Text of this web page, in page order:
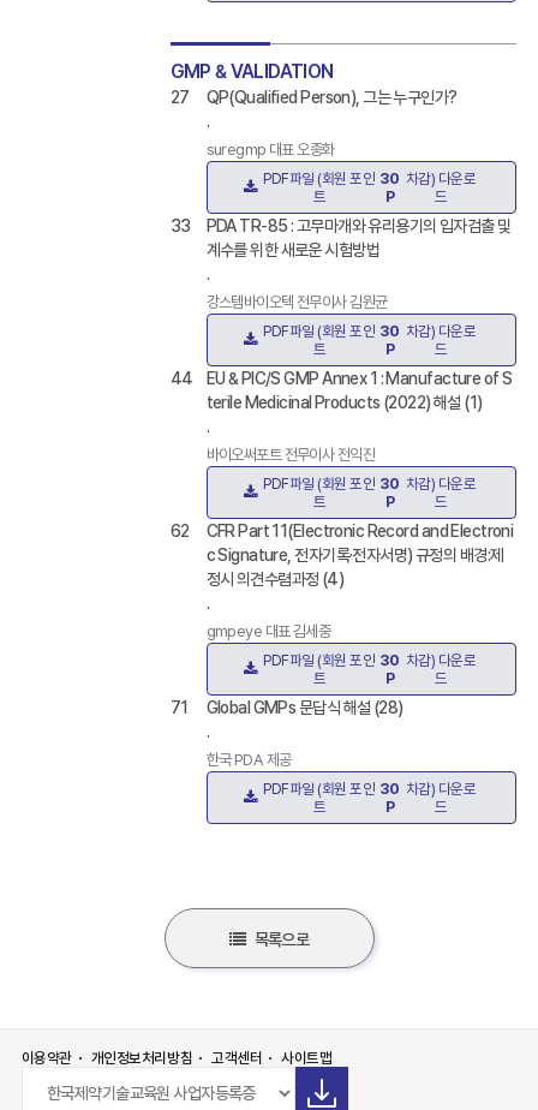
GMP & VALIDATION
27
QP(Qualified Person), 그는 누구인가?
.
suregmp 대표 오종화
PDF파일 (회원 포인
트
30
P
차감) 다운로
드
33
PDA TR-85 : 고무마개와 유리용기의 입자검출 및
계수를 위한 새로운 시험방법
.
강스템바이오텍 전무이사 김원균
PDF파일 (회원 포인
트
30
P
차감) 다운로
드
44
EU & PIC/S GMP Annex 1 : Manufacture of S
terile Medicinal Products (2022) 해설 (1)
.
바이오써포트 전무이사 전익진
PDF파일 (회원 포인
트
30
P
차감) 다운로
드
62
CFR Part 11(Electronic Record and Electroni
c Signature, 전자기록·전자서명) 규정의 배경:제
정시 의견수렴과정 (4)
.
gmpeye 대표 김세중
PDF파일 (회원 포인
트
30
P
차감) 다운로
드
71
Global GMPs 문답식 해설 (28)
.
한국 PDA 제공
PDF파일 (회원 포인
트
30
P
차감) 다운로
드
목록으로
이용약관 개인정보처리방침 고객센터 사이트맵